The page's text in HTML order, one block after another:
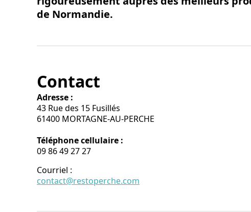
de Normandie.
Contact
Adresse :
43 Rue des 15 Fusillés
61400 MORTAGNE-AU-PERCHE
Téléphone cellulaire :
09 86 49 27 27
Courriel :
contact@restoperche.com